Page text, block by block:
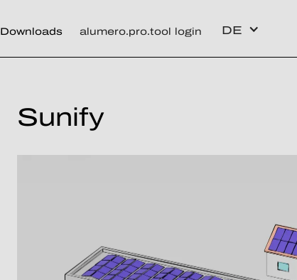
Downloads alumero.pro.tool login DE
Sunify